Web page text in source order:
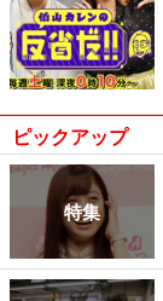
ピックアップ
特集